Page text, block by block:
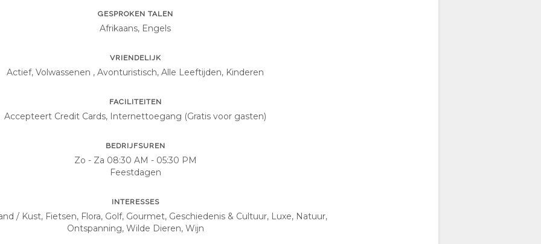
GESPROKEN TALEN
Afrikaans, Engels
VRIENDELIJK
Actief, Volwassenen , Avonturistisch, Alle Leeftijden, Kinderen
FACILITEITEN
Accepteert Credit Cards, Internettoegang (Gratis voor gasten)
BEDRIJFSUREN
Zo - Za 08:30 AM - 05:30 PM
Feestdagen
INTERESSES
/ Kust, Fietsen, Flora, Golf, Gourmet, Geschiedenis & Cultuur, Luxe, Natuur,
Ontspanning, Wilde Dieren, Wijn